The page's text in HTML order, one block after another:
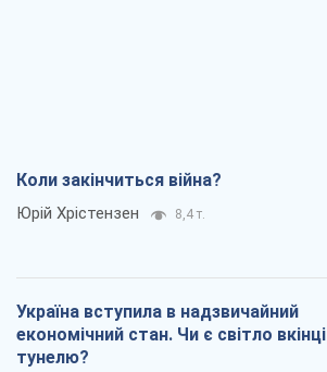
Коли закінчиться війна?
Юрій Хрістензен 8,4 т.
Україна вступила в надзвичайний
економічний стан. Чи є світло вкінці
тунелю?